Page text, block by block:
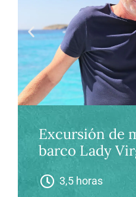
Excursión de
barco Lady
3,5 horas